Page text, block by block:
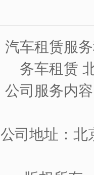
汽车租赁服
务车租赁
公司服务内
公司地址：北